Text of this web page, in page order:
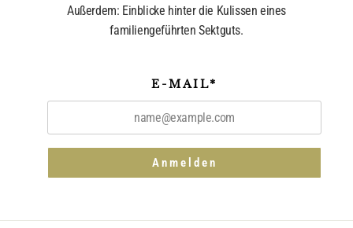
Außerdem: Einblicke hinter die Kulissen eines
familiengeführten Sektguts.
E-MAIL*
Anmelden